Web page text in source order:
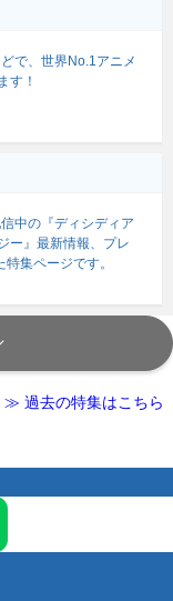
で、世界No.1アニメ
す！
中の『ディシディア
ー』最新情報、プレ
集ページです。
≫ 過去の特集はこちら